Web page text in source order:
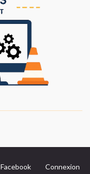
Facebook Connexion